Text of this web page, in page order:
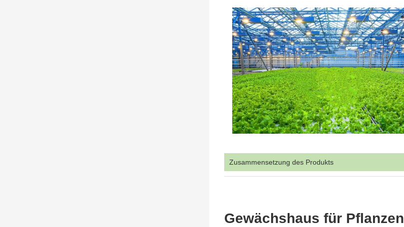
Zusammensetzung des Produkts
Gewächshaus für Pflanzen